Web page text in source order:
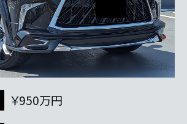
￥950万円